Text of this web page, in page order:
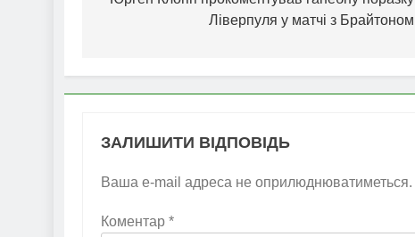
Ліверпуля у матчі з Брайтоном
ЗАЛИШИТИ ВІДПОВІДЬ
Ваша e-mail адреса не оприлюднюватиметься.
Коментар *